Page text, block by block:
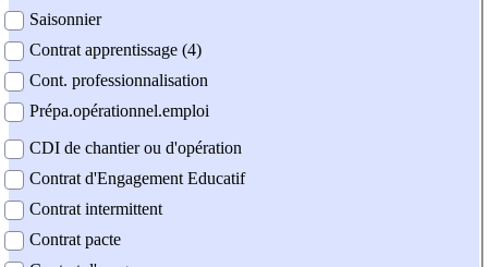
Saisonnier
Contrat apprentissage (4)
Cont. professionnalisation
Prépa.opérationnel.emploi
CDI de chantier ou d'opération
Contrat d'Engagement Educatif
Contrat intermittent
Contrat pacte